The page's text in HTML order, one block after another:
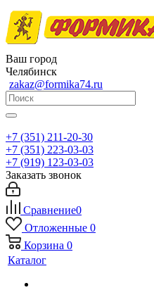
Ваш город
Челябинск
zakaz@formika74.ru
+7 (351) 211-20-30
+7 (351) 223-03-03
+7 (919) 123-03-03
Заказать звонок
Сравнение0
Отложенные 0
Корзина 0
Каталог